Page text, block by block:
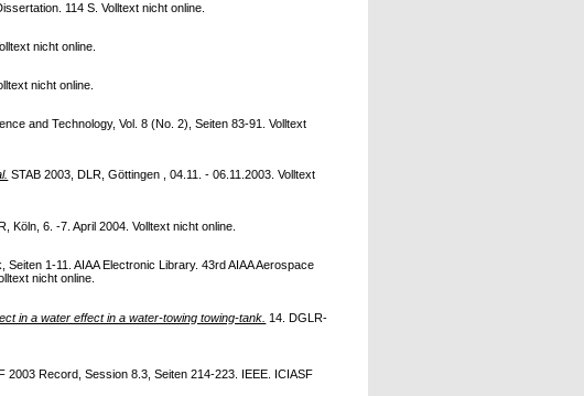
114 S. Volltext nicht online.
nicht online.
nicht online.
and Technology, Vol. 8 (No. 2), Seiten 83-91. Volltext
STAB 2003, DLR, Göttingen , 04.11. - 06.11.2003. Volltext
Köln, 6. -7. April 2004. Volltext nicht online.
Seiten 1-11. AIAA Electronic Library. 43rd AIAA Aerospace
nicht online.
in a water effect in a water-towing towing-tank. 14. DGLR-
2003 Record, Session 8.3, Seiten 214-223. IEEE. ICIASF